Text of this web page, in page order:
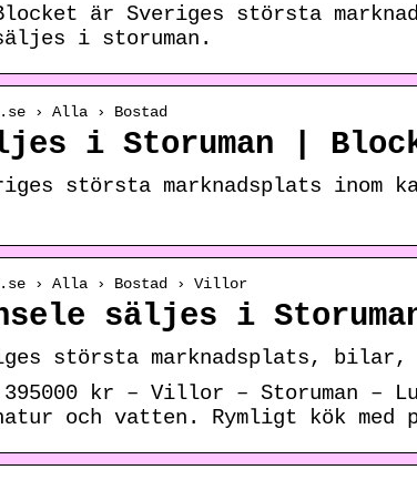
är Sveriges största
i storuman.
› Alla › Bostad
i Storuman |
största marknadsplats
› Alla › Bostad › Villor
säljes i
största marknadsplats, bilar,
kr – Villor – Storuman –
och vatten. Rymligt kök